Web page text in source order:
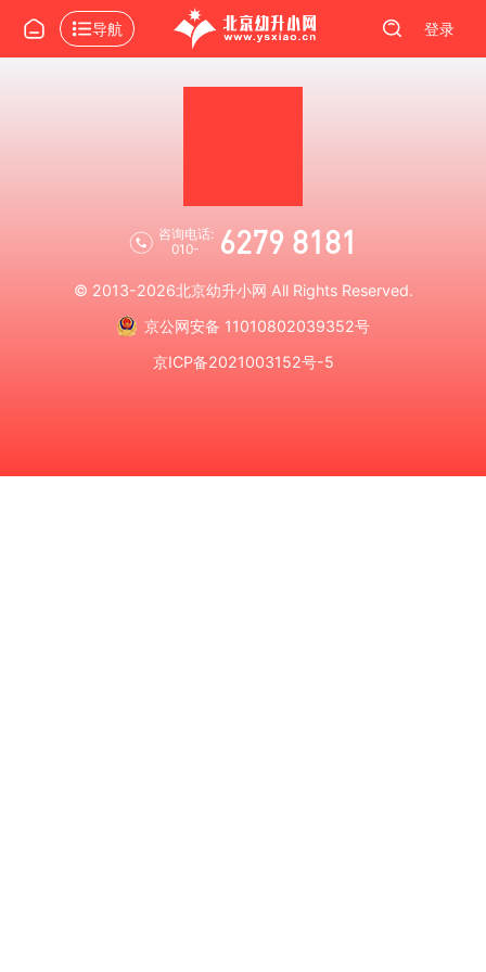
导航 登录
咨询电话:
010-
6279 8181
© 2013-2026北京幼升小网 All Rights Reserved.
京公网安备 11010802039352号
京ICP备2021003152号-5